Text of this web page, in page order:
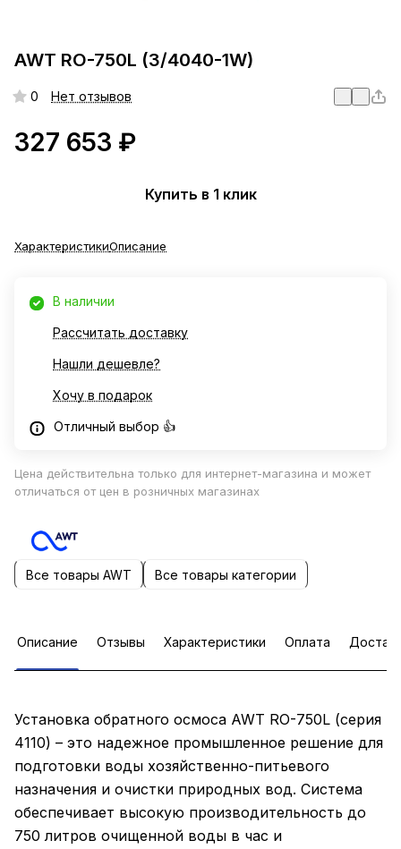
AWT RO-750L (3/4040-1W)
0 Нет отзывов
327 653 ₽
Купить в 1 клик
ХарактеристикиОписание
В наличии
Рассчитать доставку
Нашли дешевле?
Хочу в подарок
Отличный выбор 👍
Цена действительна только для интернет-магазина и может
отличаться от цен в розничных магазинах
Все товары AWT Все товары категории
Описание Отзывы Характеристики Оплата
Установка обратного осмоса AWT RO-750L (серия
4110) – это надежное промышленное решение для
подготовки воды хозяйственно-питьевого
назначения и очистки природных вод. Система
обеспечивает высокую производительность до
750 литров очищенной воды в час и